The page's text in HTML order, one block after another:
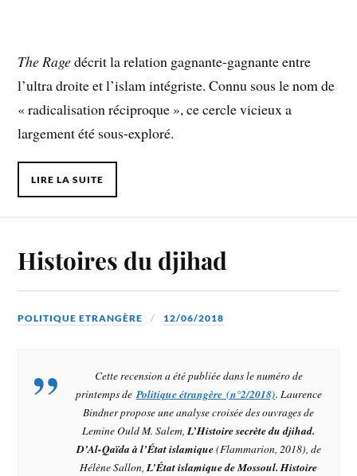
The Ragedécrit la relation gagnante-gagnante entre
l’ultra droite et l’islam intégriste. Connu sous le nom de
« radicalisation réciproque », ce cercle vicieux a
largement été sous-exploré.
LIRE LA SUITE
Histoires du djihad
POLITIQUE ETRANGÈRE 12/06/2018
Cette recension a été publiée dans le numéro de
printemps de Politique étrangère (n°2/2018). Laurence
Bindner propose une analyse croisée des ouvrages de
Lemine Ould M. Salem, L’Histoire secrète du djihad.
D’Al-Qaïda à l’État islamique(Flammarion, 2018), de
Hélène Sallon, L’État islamique de Mossoul. Histoire